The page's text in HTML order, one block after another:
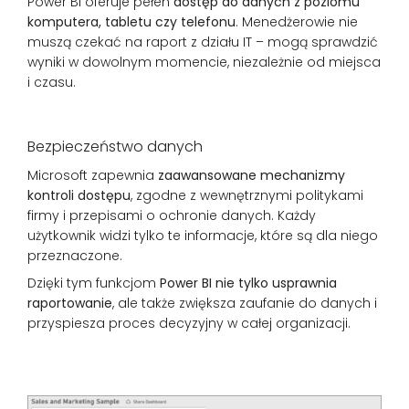
komputera, tabletu czy telefonu. Menedżerowie nie
muszą czekać na raport z działu IT – mogą sprawdzić
wyniki w dowolnym momencie, niezależnie od miejsca
i czasu.
Bezpieczeństwo danych
Microsoft zapewnia zaawansowane mechanizmy
kontroli dostępu, zgodne z wewnętrznymi politykami
firmy i przepisami o ochronie danych. Każdy
użytkownik widzi tylko te informacje, które są dla niego
przeznaczone.
Dzięki tym funkcjom Power BI nie tylko usprawnia
raportowanie, ale także zwiększa zaufanie do danych i
przyspiesza proces decyzyjny w całej organizacji.